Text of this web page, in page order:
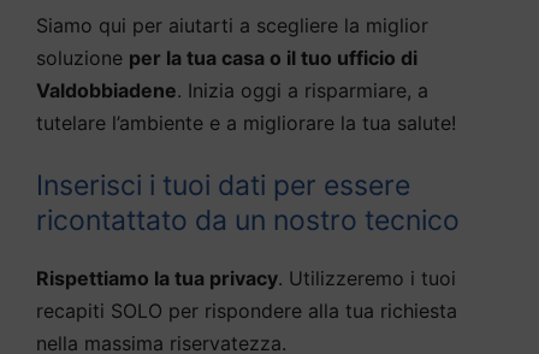
Siamo qui per aiutarti a scegliere la miglior
soluzione per la tua casa o il tuo ufficio di
Valdobbiadene. Inizia oggi a risparmiare, a
tutelare l’ambiente e a migliorare la tua salute!
Inserisci i tuoi dati per essere
ricontattato da un nostro tecnico
Rispettiamo la tua privacy. Utilizzeremo i tuoi
recapiti SOLO per rispondere alla tua richiesta
nella massima riservatezza.